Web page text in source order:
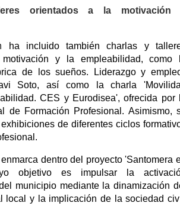
orientados a la motivación
ha incluido también charlas y
y la empleabilidad, como
de los sueños. Liderazgo y
Soto, así como la charla
CES y Eurodisea', ofrecida por
de Formación Profesional. Asimismo,
de diferentes ciclos
dentro del proyecto 'Santomera
objetivo es impulsar la
municipio mediante la dinamización
local y la implicación de la sociedad